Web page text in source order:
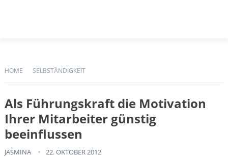
HOME SELBSTÄNDIGKEIT
Als Führungskraft die Motivation
Ihrer Mitarbeiter günstig
beeinflussen
JASMINA 22. OKTOBER 2012